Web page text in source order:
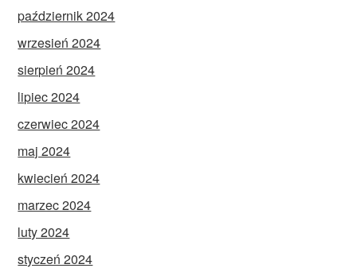
październik 2024
wrzesień 2024
sierpień 2024
lipiec 2024
czerwiec 2024
maj 2024
kwiecień 2024
marzec 2024
luty 2024
styczeń 2024